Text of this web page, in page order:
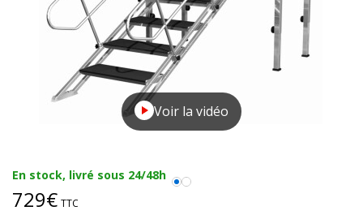
Voir la vidéo
En stock, livré sous 24/48h
729€ TTC